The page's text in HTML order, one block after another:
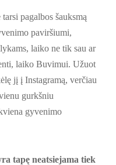
pagalbos šauksmą
paviršiumi,
laiko ne tik sau ar
laiko Buvimui. Užuot
jį į Instagramą, verčiau
gurkšniu
gyvenimo
tapę neatsiejama tiek